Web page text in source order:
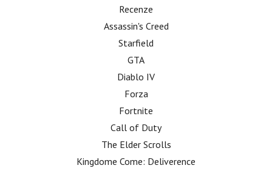
Recenze
Assassin's Creed
Starfield
GTA
Diablo IV
Forza
Fortnite
Call of Duty
The Elder Scrolls
Kingdome Come: Deliverence